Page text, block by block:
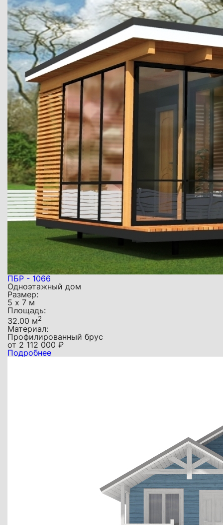
ПБР - 1066
Одноэтажный дом
Размер:
5 х 7 м
Площадь:
32.00 м2
Материал:
Профилированный брус
от 2 112 000 ₽
Подробнее